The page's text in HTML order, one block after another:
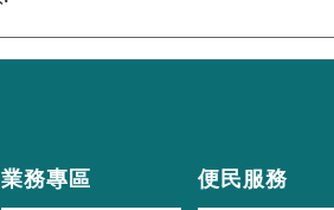
業務專區 便民服務